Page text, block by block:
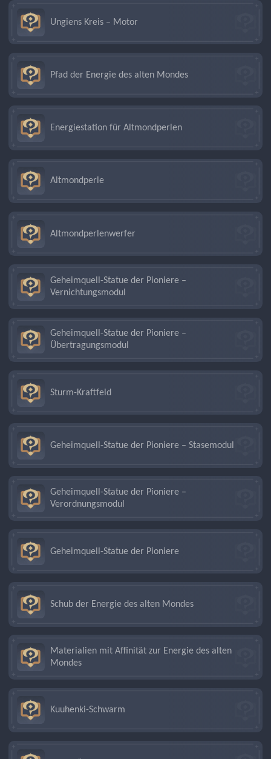
Ungiens Kreis – Motor
Pfad der Energie des alten Mondes
Energiestation für Altmondperlen
Altmondperle
Altmondperlenwerfer
Geheimquell-Statue der Pioniere –
Vernichtungsmodul
Geheimquell-Statue der Pioniere –
Übertragungsmodul
Sturm-Kraftfeld
Geheimquell-Statue der Pioniere – Stasemodul
Geheimquell-Statue der Pioniere –
Verordnungsmodul
Geheimquell-Statue der Pioniere
Schub der Energie des alten Mondes
Materialien mit Affinität zur Energie des alten
Mondes
Kuuhenki-Schwarm